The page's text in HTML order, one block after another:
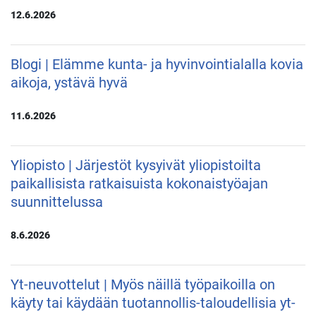
12.6.2026
Blogi | Elämme kunta- ja hyvinvointialalla kovia
aikoja, ystävä hyvä
11.6.2026
Yliopisto | Järjestöt kysyivät yliopistoilta
paikallisista ratkaisuista kokonaistyöajan
suunnittelussa
8.6.2026
Yt-neuvottelut | Myös näillä työpaikoilla on
käyty tai käydään tuotannollis-taloudellisia yt-